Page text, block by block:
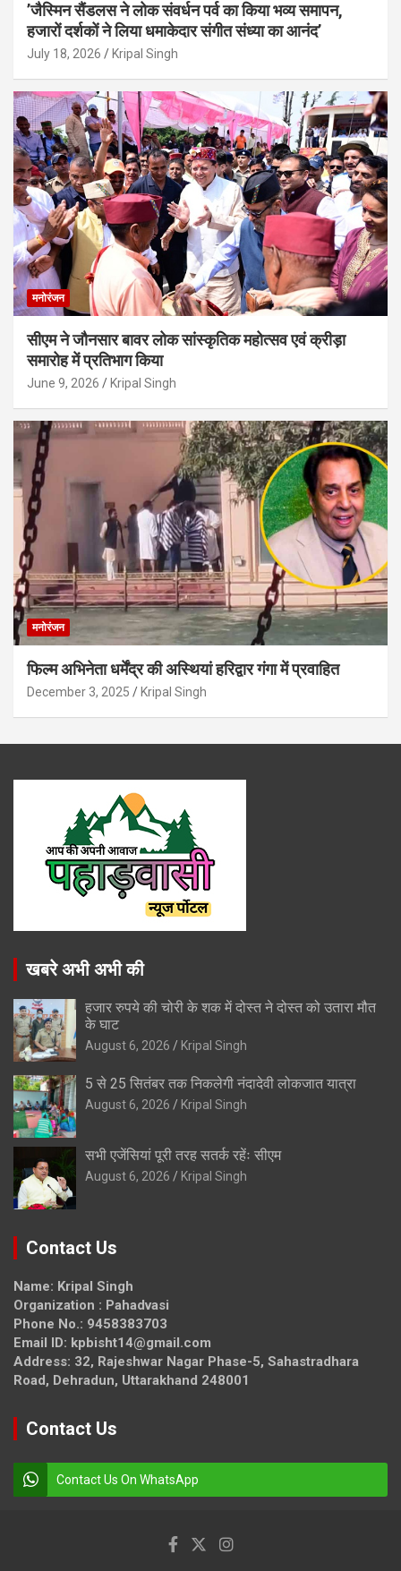
’जैस्मिन सैंडलस ने लोक संवर्धन पर्व का किया भव्य समापन,
हजारों दर्शकों ने लिया धमाकेदार संगीत संध्या का आनंद’
July 18, 2026 Kripal Singh
मनोरंजन
सीएम ने जौनसार बावर लोक सांस्कृतिक महोत्सव एवं क्रीड़ा
समारोह में प्रतिभाग किया
June 9, 2026 Kripal Singh
मनोरंजन
फिल्म अभिनेता धर्मेंद्र की अस्थियां हरिद्वार गंगा में प्रवाहित
December 3, 2025 Kripal Singh
खबरे अभी अभी की
हजार रुपये की चोरी के शक में दोस्त ने दोस्त को उतारा मौत
के घाट
August 6, 2026 Kripal Singh
5 से 25 सितंबर तक निकलेगी नंदादेवी लोकजात यात्रा
August 6, 2026 Kripal Singh
सभी एजेंसियां पूरी तरह सतर्क रहेंः सीएम
August 6, 2026 Kripal Singh
Contact Us
Name: Kripal Singh
Organization : Pahadvasi
Phone No.: 9458383703
Email ID: kpbisht14@gmail.com
Address: 32, Rajeshwar Nagar Phase-5, Sahastradhara
Road, Dehradun, Uttarakhand 248001
Contact Us
Contact Us On WhatsApp